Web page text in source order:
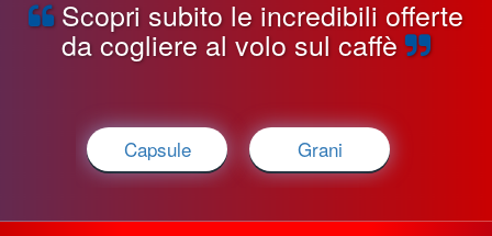
Scopri subito le incredibili offerte
da cogliere al volo sul caffè
Capsule Grani